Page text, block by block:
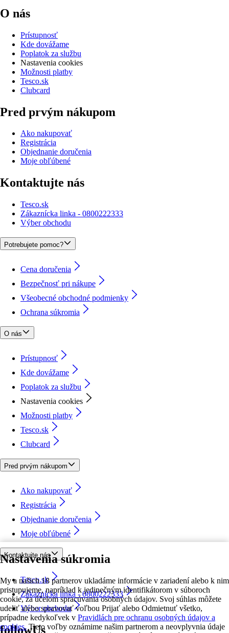
Nastavenia súkromia
My a našich 18 partnerov ukladáme informácie v zariadení alebo k nim
pristupujeme, napríklad k jedinečným identifikátorom v súboroch
cookie, za účelom spracúvania osobných údajov. Svoj súhlas môžete
udeliť alebo spravovať voľbou Prijať alebo Odmietnuť všetko,
prípadne kedykoľvek v Pravidlách pre ochranu osobných údajov a
cookies. Tieto voľby oznámime našim partnerom a neovplyvnia údaje
O nás
Prístupnosť
Kde dovážame
Poplatok za službu
Nastavenia cookies
Možnosti platby
Tesco.sk
Clubcard
Pred prvým nákupom
Ako nakupovať
Registrácia
Objednanie doručenia
Moje obľúbené
Kontaktujte nás
Tesco.sk
Zákaznícka linka - 0800222333
Výber obchodu
Potrebujete pomoc?
Cena doručenia
Bezpečnosť pri nákupe
Všeobecné obchodné podmienky
Ochrana súkromia
O nás
Prístupnosť
Kde dovážame
Poplatok za službu
Nastavenia cookies
Možnosti platby
Tesco.sk
Clubcard
Pred prvým nákupom
Ako nakupovať
Registrácia
Objednanie doručenia
Moje obľúbené
Kontaktujte nás
Tesco.sk
Zákaznícka linka - 0800222333
Výber obchodu
followUs